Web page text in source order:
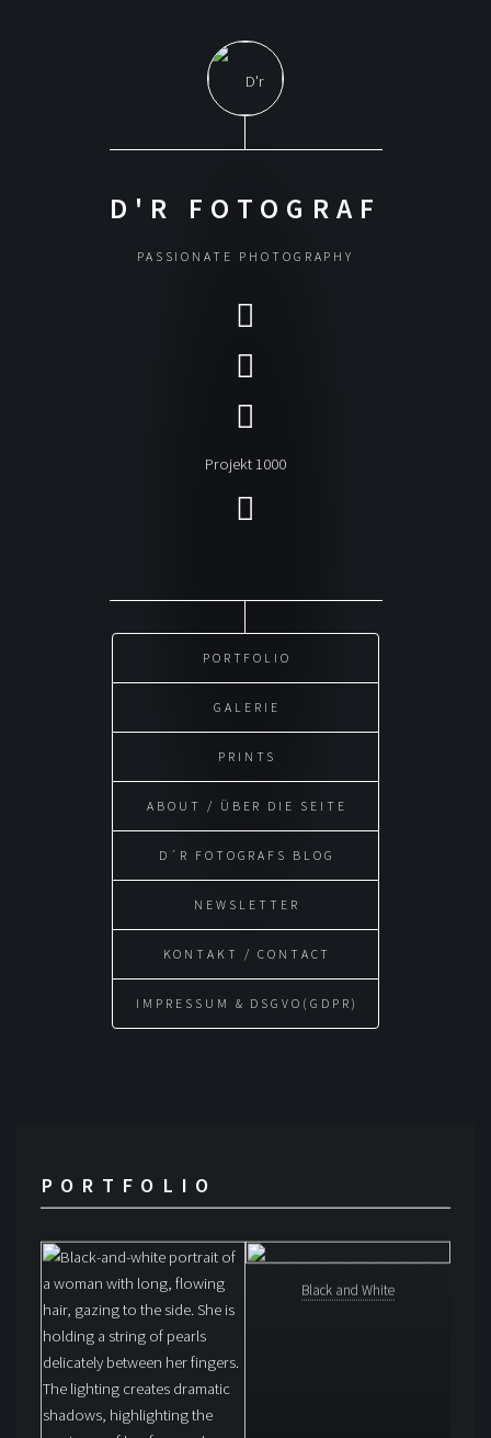
D'R FOTOGRAF
PASSIONATE PHOTOGRAPHY
Projekt 1000
PORTFOLIO
GALERIE
PRINTS
ABOUT / ÜBER DIE SEITE
D´R FOTOGRAFS BLOG
NEWSLETTER
KONTAKT / CONTACT
IMPRESSUM & DSGVO(GDPR)
PORTFOLIO
Black and White